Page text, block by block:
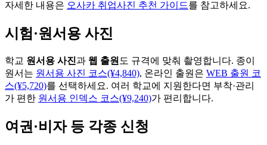
자세한 내용은 오사카 취업사진 추천 가이드를 참고하세요.
시험·원서용 사진
학교 원서용 사진과 웹 출원 도 규격에 맞춰 촬영합니다. 종이
원서는 원서용 사진 코스(¥4,840), 온라인 출원은 WEB 출원 코
스(¥5,720)를 선택하세요. 여러 학교에 지원한다면 부착·관리
가 편한 원서용 인덱스 코스(¥9,240)가 편리합니다.
여권·비자 등 각종 신청